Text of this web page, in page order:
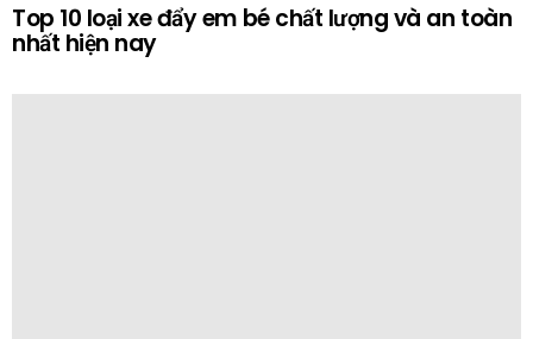
Top 10 loại xe đẩy em bé chất lượng và an toàn
nhất hiện nay